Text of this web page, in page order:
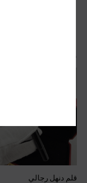
منتجات ذات صلة
قلم دنهل رجالي